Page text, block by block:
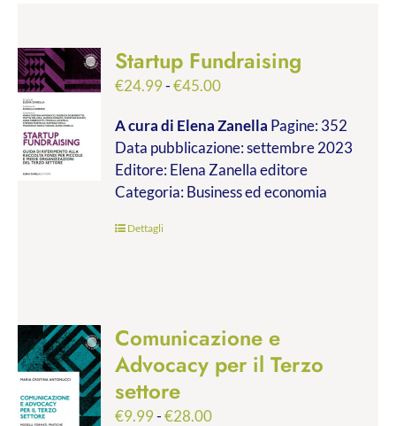
Startup Fundraising
€24.99-€45.00Fascia
prezzo:
da
€24.99
a
A cura di Elena Zanella Pagine: 352
Data pubblicazione: settembre 2023
Editore: Elena Zanella editore
Categoria: Business ed economia
Dettagli
Comunicazione e
Advocacy per il Terzo
settore
€9.99-€28.00Fascia